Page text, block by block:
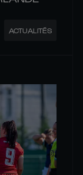
ACTUALITÉS